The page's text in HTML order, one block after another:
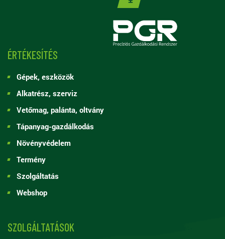
ÉRTÉKESÍTÉS
Gépek, eszközök
Alkatrész, szerviz
Vetőmag, palánta, oltvány
Tápanyag-gazdálkodás
Növényvédelem
Termény
Szolgáltatás
Webshop
SZOLGÁLTATÁSOK